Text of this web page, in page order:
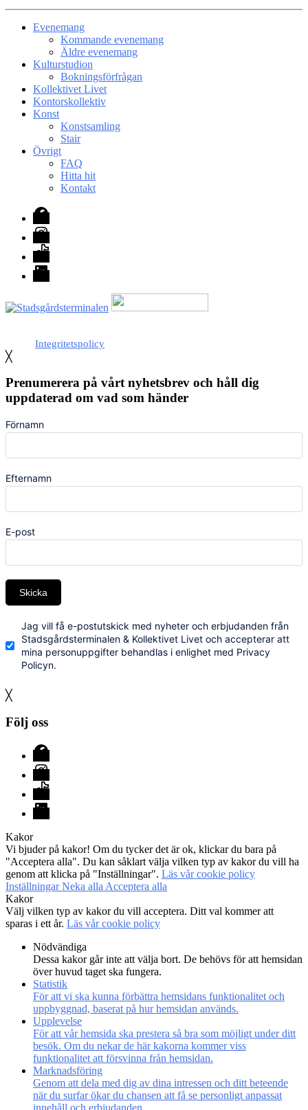
Evenemang
Kommande evenemang
Äldre evenemang
Kulturstudion
Bokningsförfrågan
Kollektivet Livet
Kontorskollektiv
Konst
Konstsamling
Stair
Övrigt
FAQ
Hitta hit
Kontakt
Facebook
Instagram
TikTok
LinkedIn
Integritetspolicy
╳
Prenumerera på vårt nyhetsbrev och håll dig
uppdaterad om vad som händer
Förnamn
Efternamn
E-post
Skicka
Jag vill få e-postutskick med nyheter och erbjudanden från
Stadsgårdsterminalen & Kollektivet Livet och accepterar att
mina personuppgifter behandlas i enlighet med Privacy
Policyn.
╳
Följ oss
Facebook
Instagram
TikTok
LinkedIn
Kakor
Vi bjuder på kakor! Om du tycker det är ok, klickar du bara på
"Acceptera alla". Du kan såklart välja vilken typ av kakor du vill ha
genom att klicka på "Inställningar". Läs vår cookie policy
InställningarNeka alla Acceptera alla
Kakor
Välj vilken typ av kakor du vill acceptera. Ditt val kommer att
sparas i ett år. Läs vår cookie policy
Nödvändiga
Dessa kakor går inte att välja bort. De behövs för att hemsidan
över huvud taget ska fungera.
Statistik
För att vi ska kunna förbättra hemsidans funktionalitet och
uppbyggnad, baserat på hur hemsidan används.
Upplevelse
För att vår hemsida ska prestera så bra som möjligt under ditt
besök. Om du nekar de här kakorna kommer viss
funktionalitet att försvinna från hemsidan.
Marknadsföring
Genom att dela med dig av dina intressen och ditt beteende
när du surfar ökar du chansen att få se personligt anpassat
innehåll och erbjudanden.